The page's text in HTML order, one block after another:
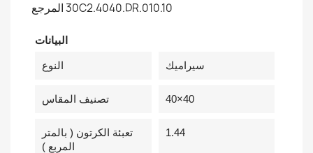
المرجع 30C2.4040.DR.010.10
البيانات
النوع سيراميك
تصنيف المقاس 40×40
تعبئة الكرتون ( بالمتر
المربع )
1.44